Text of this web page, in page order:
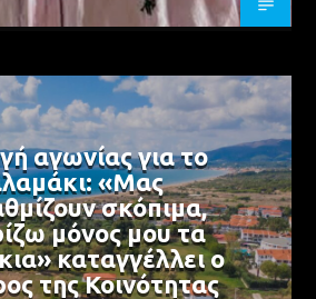
αγωνίας για το
«Μας
σκόπιμα,
μόνος μου τα
καταγγέλλει ο
της Κοινότητας